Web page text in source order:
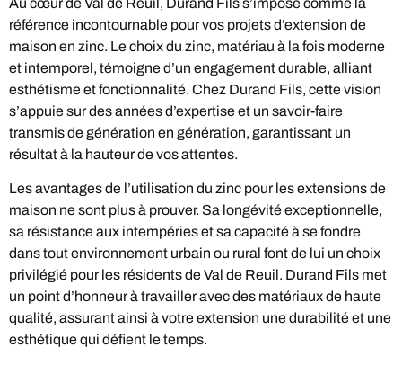
référence incontournable pour vos projets d’extension de
maison en zinc. Le choix du zinc, matériau à la fois moderne
et intemporel, témoigne d’un engagement durable, alliant
esthétisme et fonctionnalité. Chez Durand Fils, cette vision
s’appuie sur des années d’expertise et un savoir-faire
transmis de génération en génération, garantissant un
résultat à la hauteur de vos attentes.
Les avantages de l’utilisation du zinc pour les extensions de
maison ne sont plus à prouver. Sa longévité exceptionnelle,
sa résistance aux intempéries et sa capacité à se fondre
dans tout environnement urbain ou rural font de lui un choix
privilégié pour les résidents de Val de Reuil. Durand Fils met
un point d’honneur à travailler avec des matériaux de haute
qualité, assurant ainsi à votre extension une durabilité et une
esthétique qui défient le temps.